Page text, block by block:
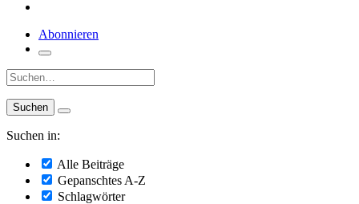
Abonnieren
Suche:
Suchen in:
Alle Beiträge
Gepanschtes A-Z
Schlagwörter